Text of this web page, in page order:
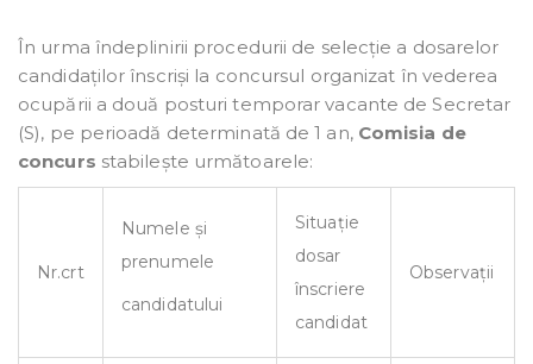
În urma îndeplinirii procedurii de selecție a dosarelor
candidaților înscriși la concursul organizat în vederea
ocupării a două posturi temporar vacante de Secretar
(S), pe perioadă determinată de 1 an, Comisia de
concurs stabilește următoarele:
Nr.crt
Numele și
prenumele
candidatului
Situație
dosar
înscriere
candidat
Observații